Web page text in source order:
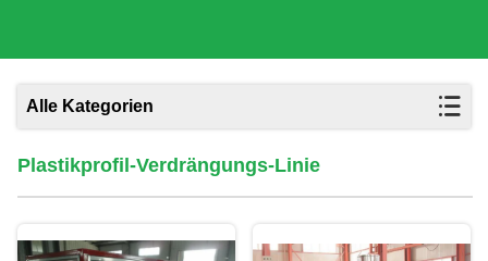
Alle Kategorien
Plastikprofil-Verdrängungs-Linie